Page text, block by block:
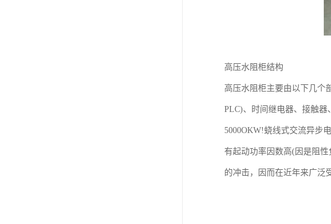
高压水阻柜结构
高压水阻柜主要由以下几个
PLC)、时间继电器、接触
5000OKW!蛲线式交流异步
有起动功率因数高(因是阻
的冲击，因而在近年来广泛